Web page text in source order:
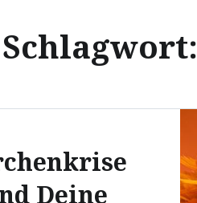
Schlagwort:
Deine